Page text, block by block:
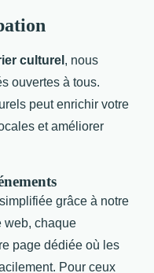
culturel , nous
ouvertes à tous.
peut enrichir votre
et améliorer
grâce à notre
web, chaque
page dédiée où les
Pour ceux